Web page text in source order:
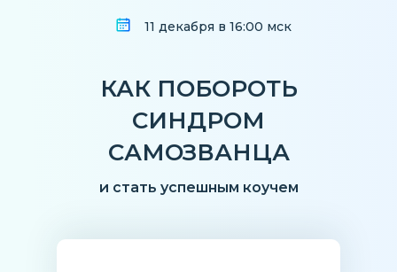
КАК ПОБОРОТЬ
СИНДРОМ
САМОЗВАНЦА
11 декабря в 16:00 мск
и стать успешным коучем